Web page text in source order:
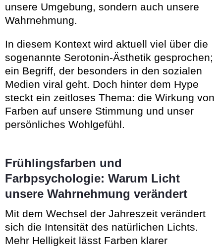
unsere Umgebung, sondern auch unsere
Wahrnehmung.
In diesem Kontext wird aktuell viel über die
sogenannte Serotonin-Ästhetik gesprochen;
ein Begriff, der besonders in den sozialen
Medien viral geht. Doch hinter dem Hype
steckt ein zeitloses Thema: die Wirkung von
Farben auf unsere Stimmung und unser
persönliches Wohlgefühl.
Frühlingsfarben und
Farbpsychologie: Warum Licht
unsere Wahrnehmung verändert
Mit dem Wechsel der Jahreszeit verändert
sich die Intensität des natürlichen Lichts.
Mehr Helligkeit lässt Farben klarer